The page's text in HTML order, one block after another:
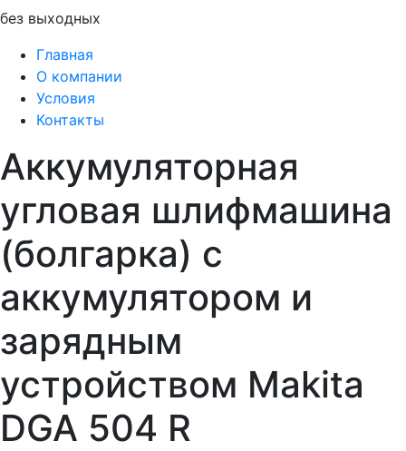
без выходных
Главная
О компании
Условия
Контакты
Аккумуляторная
угловая шлифмашина
(болгарка) с
аккумулятором и
зарядным
устройством Makita
DGA 504 R